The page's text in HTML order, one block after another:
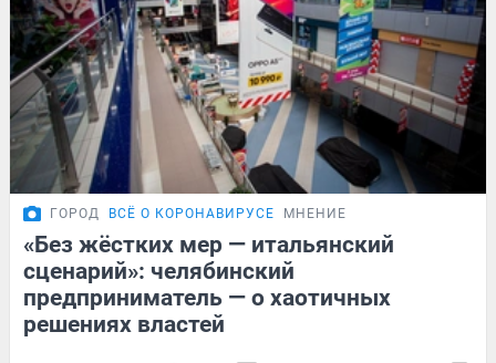
ГОРОД ВСЁ О КОРОНАВИРУСЕ МНЕНИЕ
«Без жёстких мер — итальянский
сценарий»: челябинский
предприниматель — о хаотичных
решениях властей